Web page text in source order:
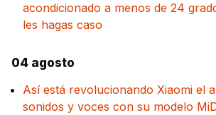
acondicionado a menos de 24
les hagas caso
04 agosto
Así está revolucionando Xiaomi el
sonidos y voces con su modelo